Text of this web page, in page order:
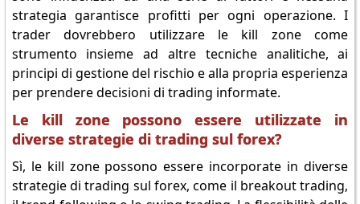
strategia garantisce profitti per ogni operazione. I
trader dovrebbero utilizzare le kill zone come
strumento insieme ad altre tecniche analitiche, ai
principi di gestione del rischio e alla propria esperienza
per prendere decisioni di trading informate.
Le kill zone possono essere utilizzate in
diverse strategie di trading sul forex?
Sì, le kill zone possono essere incorporate in diverse
strategie di trading sul forex, come il breakout trading,